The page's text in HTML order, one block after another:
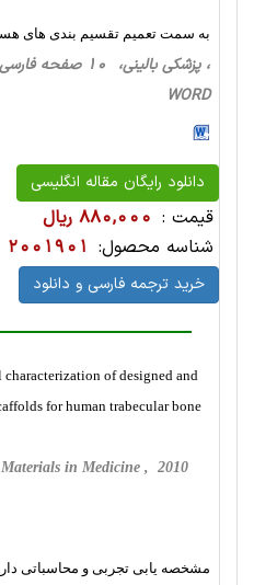
به سمت تعمیم تقسیم بندی های
WORD
دانلود رایگان مقاله انگلیسی
قیمت : 880,000 ریال
شناسه محصول: 2001901
خرید ترجمه فارسی و دانلود
of designed and
for human trabecular bone
in Medicine , 2010